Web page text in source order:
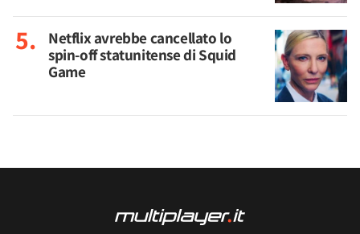
Netflix avrebbe cancellato lo
spin-off statunitense di Squid
Game